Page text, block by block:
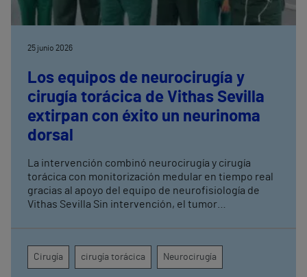
25 junio 2026
Los equipos de neurocirugía y
cirugía torácica de Vithas Sevilla
extirpan con éxito un neurinoma
dorsal
La intervención combinó neurocirugía y cirugía
torácica con monitorización medular en tiempo real
gracias al apoyo del equipo de neurofisiología de
Vithas Sevilla Sin intervención, el tumor
cadera hasta la región perianal
Cirugía cirugía torácica Neurocirugía